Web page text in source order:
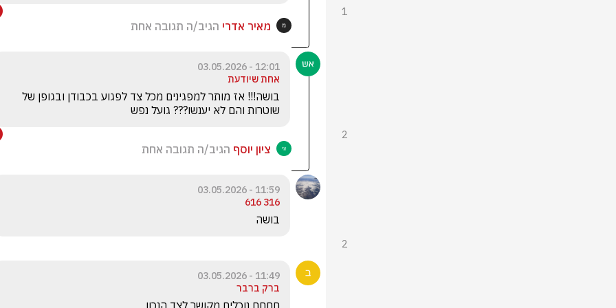
1
מאיר אדרי הגיב/ה תגובה אחת
12:01 - 03.05.2026
אחת שיודעת
שוטרות והם לא יענשו??? גועל נפש
2
ציון יוסף הגיב/ה תגובה אחת
11:59 - 03.05.2026
316 616
בושה
2
11:49 - 03.05.2026
ברק ברבר
חחחח נוכלים מקושר לצד הנכון